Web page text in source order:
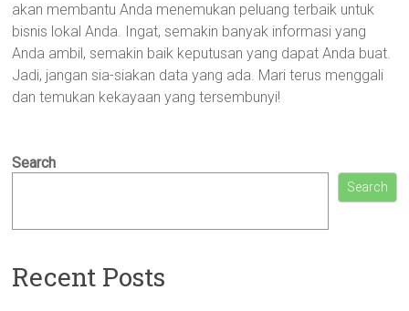
akan membantu Anda menemukan peluang terbaik untuk
bisnis lokal Anda. Ingat, semakin banyak informasi yang
Anda ambil, semakin baik keputusan yang dapat Anda buat.
Jadi, jangan sia-siakan data yang ada. Mari terus menggali
dan temukan kekayaan yang tersembunyi!
Search
Search
Recent Posts